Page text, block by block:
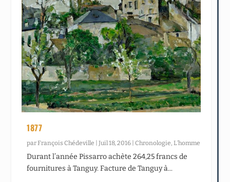
1877
parFrançois Chédeville |Juil 18, 2016 |Chronologie,L’homme
Durant l’année Pissarro achète 264,25 francs de
fournitures à Tanguy. Facture de Tanguy à...